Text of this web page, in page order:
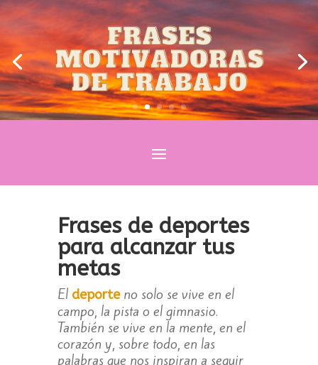
Frases de deportes
para alcanzar tus
metas
El deporteno solo se vive en el
campo, la pista o el gimnasio.
También se vive en la mente, en el
corazón y, sobre todo, en las
palabras que nos inspiran a seguir